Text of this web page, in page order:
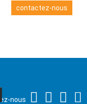
contactez-nous
nous